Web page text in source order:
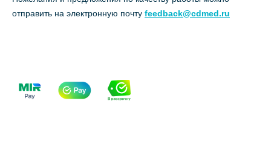
отправить на электронную почту feedback@cdmed.ru